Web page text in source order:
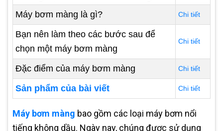
Máy bơm màng là gì? Chi tiết
Bạn nên làm theo các bước sau để
chọn một máy bơm màng
Chi tiết
Đặc điểm của máy bơm màng Chi tiết
Sản phẩm của bài viết Chi tiết
Máy bơm màng bao gồm các loại máy bơm nổi
tiếng không dầu. Ngày nay, chúng được sử dụng